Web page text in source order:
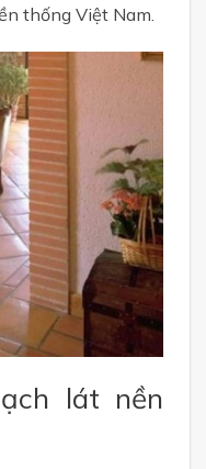
thống Việt Nam.
lát nền